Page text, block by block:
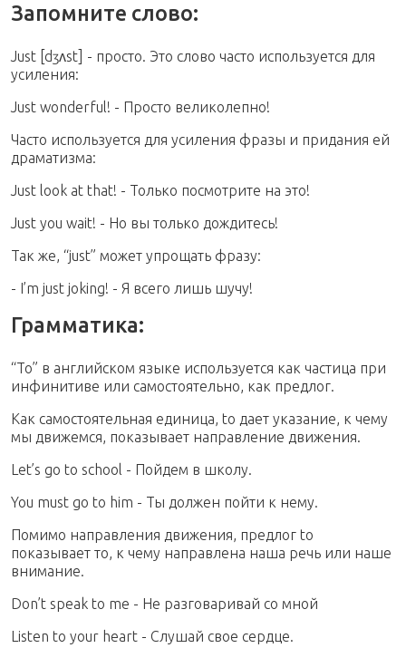
Запомните слово:
Just [dʒʌst] - просто. Это слово часто используется для
усиления:
Just wonderful! - Просто великолепно!
Часто используется для усиления фразы и придания ей
драматизма:
Just look at that! - Только посмотрите на это!
Just you wait! - Но вы только дождитесь!
Так же, “just” может упрощать фразу:
- I’m just joking! - Я всего лишь шучу!
Грамматика:
“To” в английском языке используется как частица при
инфинитиве или самостоятельно, как предлог.
Как самостоятельная единица, to дает указание, к чему
мы движемся, показывает направление движения.
Let’s go to school - Пойдем в школу.
You must go to him - Ты должен пойти к нему.
Помимо направления движения, предлог to
показывает то, к чему направлена наша речь или наше
внимание.
Don’t speak to me - Не разговаривай со мной
Listen to your heart - Слушай свое сердце.